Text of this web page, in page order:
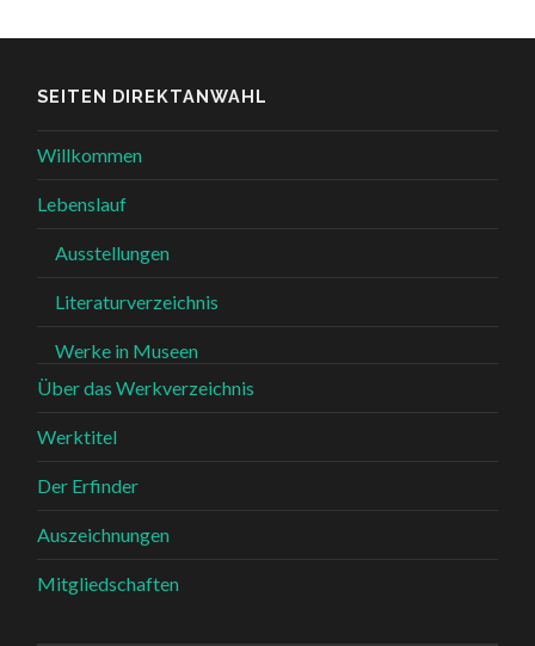
SEITEN DIREKTANWAHL
Willkommen
Lebenslauf
Ausstellungen
Literaturverzeichnis
Werke in Museen
Über das Werkverzeichnis
Werktitel
Der Erfinder
Auszeichnungen
Mitgliedschaften